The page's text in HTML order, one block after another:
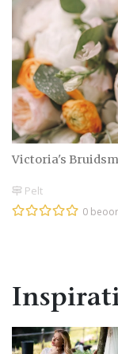
Victoria's
Pelt
0